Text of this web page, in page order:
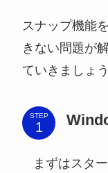
スナップ機能
きない問題が
ていきましょう
STEP
まずはスタ